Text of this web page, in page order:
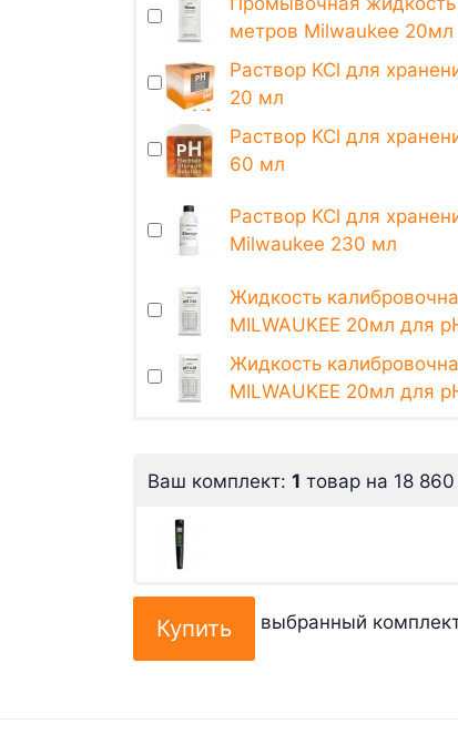
метров Milwaukee 20мл
Раствор KCl для
20 мл
Раствор KCl для
60 мл
Раствор KCl для
Milwaukee 230 мл
Жидкость
MILWAUKEE 20мл для
Жидкость
MILWAUKEE 20мл для
Ваш комплект:1 товар на 18
выбранный